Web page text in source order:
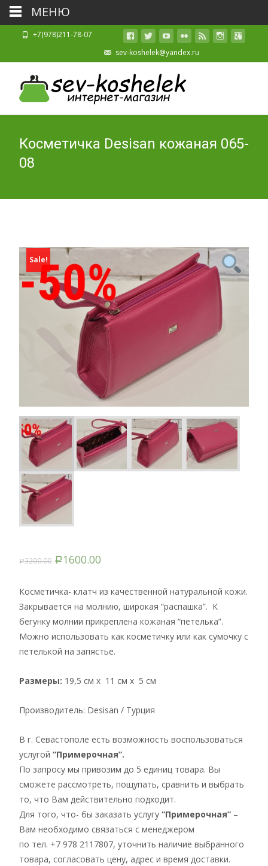
+7(978)211-78-07
sev-koshelek@yandex.ru
Косметичка Desisan кожаная 065-
08
Sale!
Р3200.00 Р1600.00
Косметичка- клатч из качественной натуральной кожи.
Закрывается на молнию, широкая “распашка”. К
бегунку молнии прикреплена кожаная “петелька”.
Можно использовать как косметичку или как сумочку с
петелькой на запястье.
Размеры: 19,5 см x 11 см x 5 см
Производитель: Desisan / Турция
В г. Севастополе есть возможность воспользоваться
услугой “Примерочная”.
По запросу мы привозим до 5 единиц товара. Вы
сможете рассмотреть, пощупать, сравнить и выбрать
то, что Вам действительно подходит.
Для того, что- бы заказать услугу “Примерочная” –
Вам необходимо связаться с менеджером
по тел. +7 978 2117807, уточнить наличие выбранного
товара, согласовать цену, адрес и время доставки.
МЕНЮ